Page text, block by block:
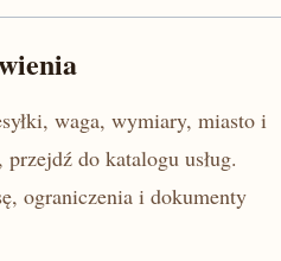
waga, wymiary, miasto i
do katalogu usług.
ograniczenia i dokumenty